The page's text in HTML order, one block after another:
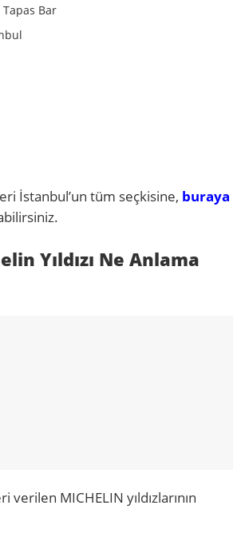
Bar
İstanbul’un tüm seçkisine, buraya
Yıldızı Ne Anlama
verilen MICHELIN yıldızlarının